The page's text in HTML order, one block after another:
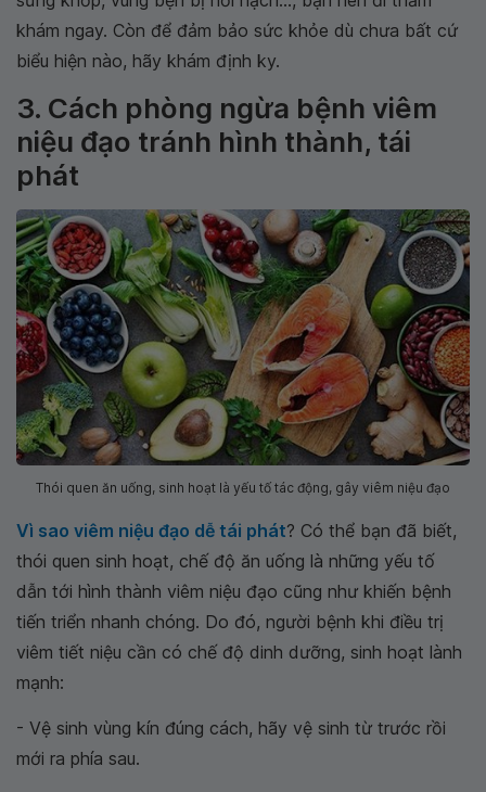
khám ngay. Còn để đảm bảo sức khỏe dù chưa bất cứ
biểu hiện nào, hãy khám định ky.
3. Cách phòng ngừa bệnh viêm
niệu đạo tránh hình thành, tái
phát
Thói quen ăn uống, sinh hoạt là yếu tố tác động, gây viêm niệu đạo
Vì sao viêm niệu đạo dễ tái phát? Có thể bạn đã biết,
thói quen sinh hoạt, chế độ ăn uống là những yếu tố
dẫn tới hình thành viêm niệu đạo cũng như khiến bệnh
tiến triển nhanh chóng. Do đó, người bệnh khi điều trị
viêm tiết niệu cần có chế độ dinh dưỡng, sinh hoạt lành
mạnh:
- Vệ sinh vùng kín đúng cách, hãy vệ sinh từ trước rồi
mới ra phía sau.